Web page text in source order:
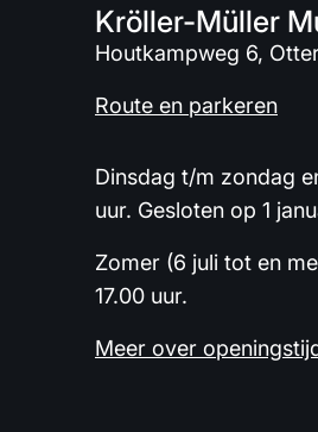
Kröller-Müller
Houtkampweg 6,
Route en parkeren
Dinsdag t/m zondag
uur. Gesloten op 1
Zomer (6 juli tot en
17.00 uur.
Meer over